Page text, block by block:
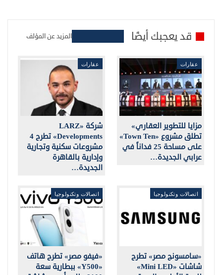
قد يعجبك أيضًا المزيد عن المؤلف
عقارات
مزايا للتطوير العقاري»
تطلق مشروع «Town Ten»
على مساحة 25 فداناً في
عرابي الجديدة…
عقارات
شركة «LARZ
Developments» تطرح 4
مشروعات سكنية وتجارية
وإدارية بالقاهرة
الجديدة…
اتصالات وتكنولوجيا
«سامسونج مصر» تطرح
شاشات «Mini LED»
اتصالات وتكنولوجيا
«فيفو مصر» تطرح هاتف
«Y500» ببطارية سعة